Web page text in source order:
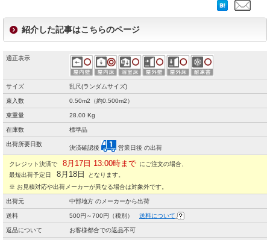
紹介した記事はこちらのページ
適正表示
サイズ 乱尺(ランダムサイズ)
束入数 0.50m2（約0.500m2）
束重量 28.00 Kg
在庫数 標準品
出荷所要日数
決済確認後 営業日後 の出荷
クレジット決済で 8月17日 13:00時まで にご注文の場合、
最短出荷予定日
8月18日
となります。
※ お見積対応や出荷メーカーが異なる場合は対象外です。
出荷元 中部地方 のメーカーから出荷
送料 500円～700円（税別） 送料について
返品について お客様都合での返品不可